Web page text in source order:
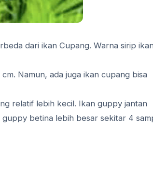
dari ikan Cupang. Warna sirip
Namun, ada juga ikan cupang bisa
relatif lebih kecil. Ikan guppy jantan
betina lebih besar sekitar 4